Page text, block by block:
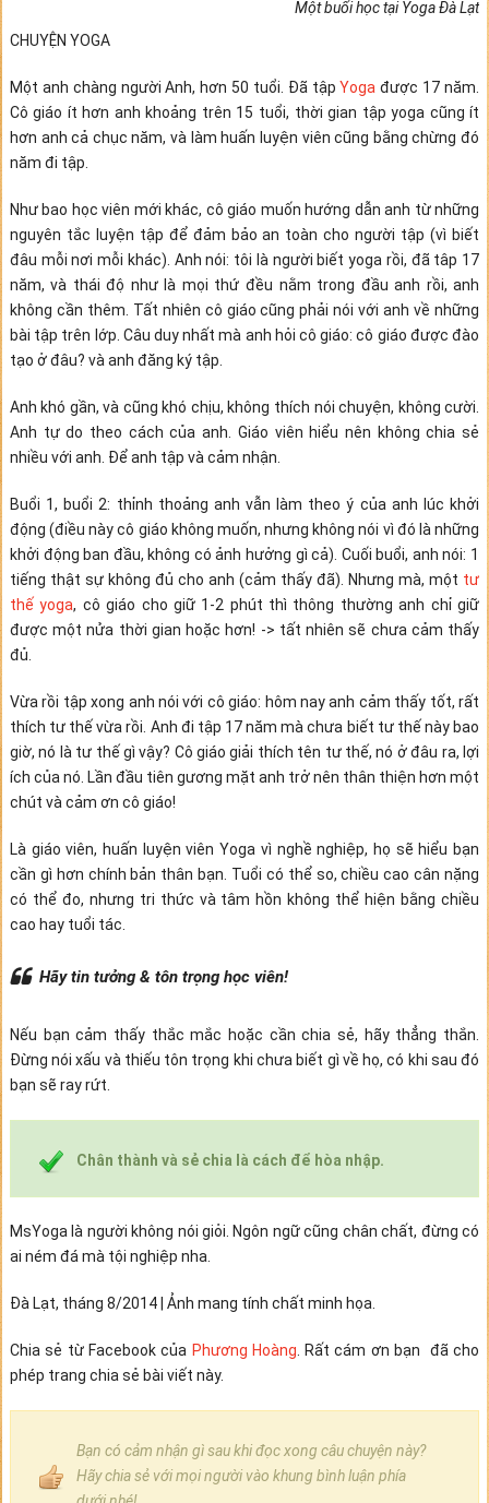
Một buổi học tại Yoga Đà Lạt
CHUYỆN YOGA
Một anh chàng người Anh, hơn 50 tuổi. Đã tậpYoga được 17 năm.
Cô giáo ít hơn anh khoảng trên 15 tuổi, thời gian tập yoga cũng ít
hơn anh cả chục năm, và làm huấn luyện viên cũng bằng chừng đó
năm đi tập.
Như bao học viên mới khác, cô giáo muốn hướng dẫn anh từ những
nguyên tắc luyện tập để đảm bảo an toàn cho người tập (vì biết
đâu mỗi nơi mỗi khác). Anh nói: tôi là người biết yoga rồi, đã tâp 17
năm, và thái độ như là mọi thứ đều nằm trong đầu anh rồi, anh
không cần thêm. Tất nhiên cô giáo cũng phải nói với anh về những
bài tập trên lớp. Câu duy nhất mà anh hỏi cô giáo: cô giáo được đào
tạo ở đâu? và anh đăng ký tập.
Anh khó gần, và cũng khó chịu, không thích nói chuyện, không cười.
Anh tự do theo cách của anh. Giáo viên hiểu nên không chia sẻ
nhiều với anh. Để anh tập và cảm nhận.
Buổi 1, buổi 2: thỉnh thoảng anh vẫn làm theo ý của anh lúc khởi
động (điều này cô giáo không muốn, nhưng không nói vì đó là những
khởi động ban đầu, không có ảnh hưởng gì cả). Cuối buổi, anh nói: 1
tiếng thật sự không đủ cho anh (cảm thấy đã). Nhưng mà, một tư
thế yoga, cô giáo cho giữ 1-2 phút thì thông thường anh chỉ giữ
được một nửa thời gian hoặc hơn! -> tất nhiên sẽ chưa cảm thấy
đủ.
Vừa rồi tập xong anh nói với cô giáo: hôm nay anh cảm thấy tốt, rất
thích tư thế vừa rồi. Anh đi tập 17 năm mà chưa biết tư thế này bao
giờ, nó là tư thế gì vậy? Cô giáo giải thích tên tư thế, nó ở đâu ra, lợi
ích của nó. Lần đầu tiên gương mặt anh trở nên thân thiện hơn một
chút và cảm ơn cô giáo!
Là giáo viên, huấn luyện viên Yoga vì nghề nghiệp, họ sẽ hiểu bạn
cần gì hơn chính bản thân bạn. Tuổi có thể so, chiều cao cân nặng
có thể đo, nhưng tri thức và tâm hồn không thể hiện bằng chiều
cao hay tuổi tác.
Hãy tin tưởng & tôn trọng học viên!
Nếu bạn cảm thấy thắc mắc hoặc cần chia sẻ, hãy thẳng thắn.
Đừng nói xấu và thiếu tôn trọng khi chưa biết gì về họ, có khi sau đó
bạn sẽ ray rứt.
Chân thành và sẻ chia là cách để hòa nhập.
MsYoga là người không nói giỏi. Ngôn ngữ cũng chân chất, đừng có
ai ném đá mà tội nghiệp nha.
Đà Lạt, tháng 8/2014 | Ảnh mang tính chất minh họa.
Chia sẻ từ Facebook của Phương Hoàng . Rất cám ơn bạn đã cho
phép trang chia sẻ bài viết này.
Bạn có cảm nhận gì sau khi đọc xong câu chuyện này?
Hãy chia sẻ với mọi người vào khung bình luận phía